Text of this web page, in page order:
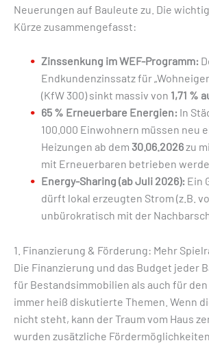
Neuerungen auf Bauleute zu. Die
Kürze zusammengefasst:
Zinssenkung im WEF-Programm:
Endkundenzinssatz für
(KfW 300) sinkt massiv von 1,71 %
65 % Erneuerbare Energien: In
100.000 Einwohnern müssen neu
Heizungen ab dem 30.06.2026zu
mit Erneuerbaren betrieben
Energy-Sharing (ab Juli 2026): Ein
dürft lokal erzeugten Strom (z.B.
unbürokratisch mit der
1. Finanzierung & Förderung: Mehr
Die Finanzierung und das Budget jeder
für Bestandsimmobilien als auch für
immer heiß diskutierte Themen. Wenn
nicht steht, kann der Traum vom Haus
wurden zusätzliche